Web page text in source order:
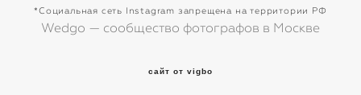
*Социальная сеть Instagram запрещена на территории РФ
Wedgo — сообщество фотографов в Москве
сайт от vigbo